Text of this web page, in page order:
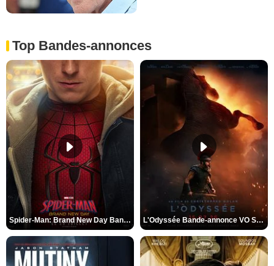
Top Bandes-annonces
Spider-Man: Brand New Day Bande-annonce VO STFR L'Odyssée Bande-annonce VO STFR